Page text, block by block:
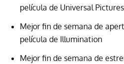
película de Universal Pictures
Mejor fin de semana de
película de Illumination
Mejor fin de semana de